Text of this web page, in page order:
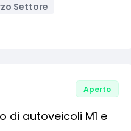
Settore
Aperto
di autoveicoli M1 e